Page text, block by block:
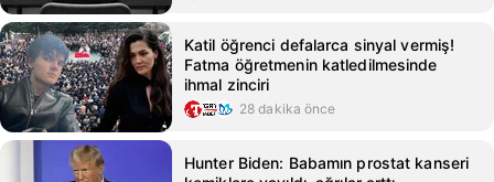
Katil öğrenci defalarca sinyal vermiş!
Fatma öğretmenin katledilmesinde
ihmal zinciri
28 dakika önce
Hunter Biden: Babamın prostat kanseri